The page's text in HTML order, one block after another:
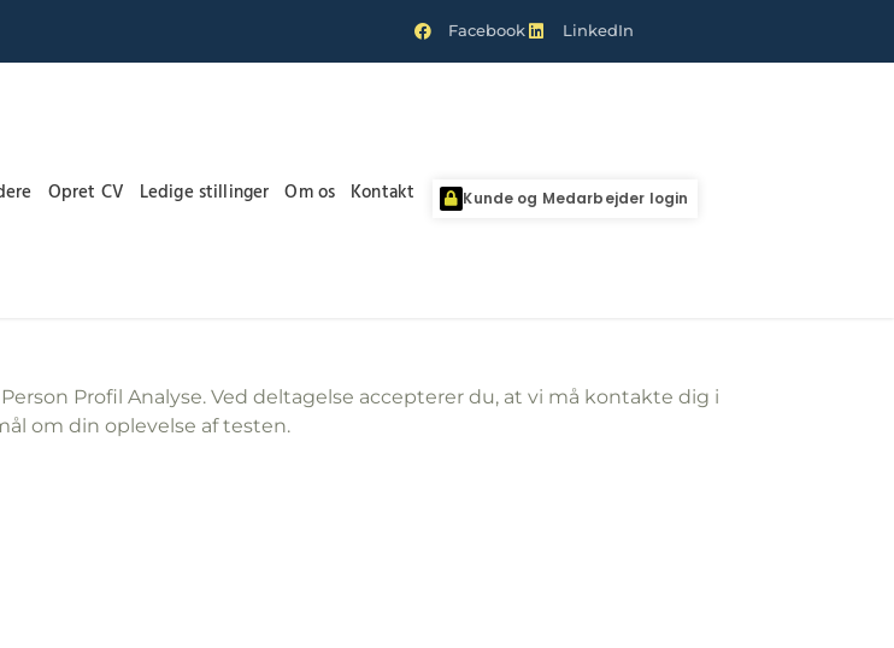
Facebook LinkedIn
Opret CV Ledige stillinger Om os Kontakt Kunde og Medarbejder login
Profil Analyse. Ved deltagelse accepterer du, at vi må kontakte dig i
om din oplevelse af testen.